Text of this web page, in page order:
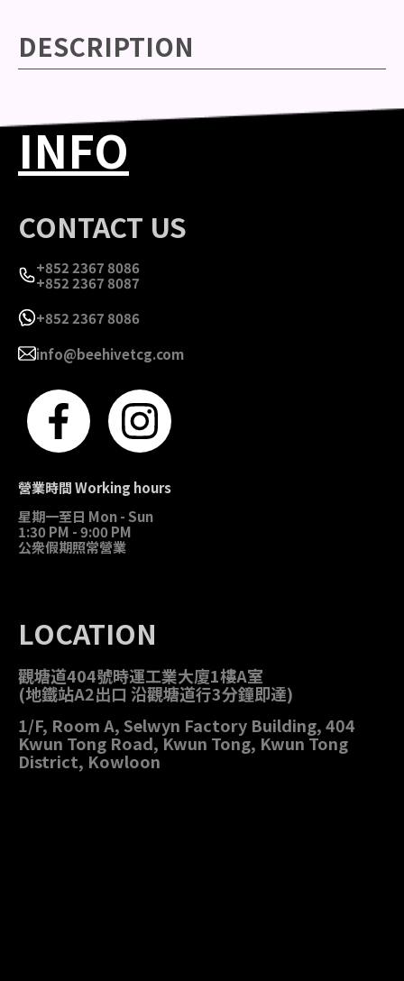
DESCRIPTION
INFO
CONTACT US
+852 2367 8086
+852 2367 8087
+852 2367 8086
info@beehivetcg.com
營業時間 Working hours
星期一至日 Mon - Sun
1:30 PM - 9:00 PM
公衆假期照常營業
LOCATION
觀塘道404號時運工業大廈1樓A室
(地鐵站A2出口 沿觀塘道行3分鐘即達)
1/F, Room A, Selwyn Factory Building, 404
Kwun Tong Road, Kwun Tong, Kwun Tong
District, Kowloon